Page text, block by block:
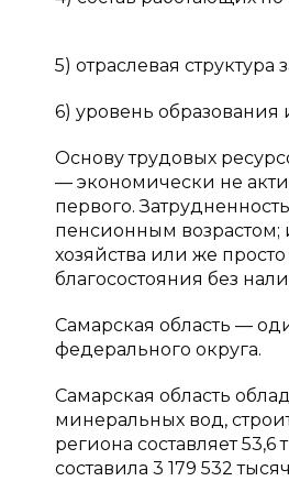
5) отраслевая структура
6) уровень образования
Основу трудовых
— экономически не
первого.
пенсионным возрастом;
хозяйства или же
благосостояния без
Самарская область —
федерального округа.
Самарская область
минеральных вод,
региона составляет 53,6
составила 3 179 532